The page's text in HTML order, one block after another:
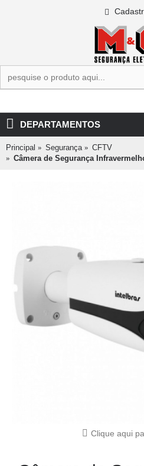
DEPARTAMENTOS
Principal Segurança
CFTV
Câmera de Segurança
Clique aqui